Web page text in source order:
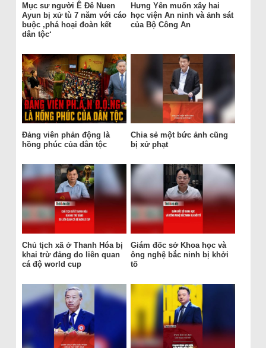
Mục sư người Ê Đê Nuen
Ayun bị xử tù 7 năm với cáo
buộc ‚phá hoại đoàn kết
dân tộc‘
Hưng Yên muốn xây hai
học viện An ninh và ảnh sát
của Bộ Công An
Đảng viên phản động là
hồng phúc của dân tộc
Chia sẻ một bức ảnh cũng
bị xử phạt
Chủ tịch xã ở Thanh Hóa bị
khai trừ đảng do liên quan
cá độ world cup
Giám đốc sở Khoa học và
ông nghệ bắc ninh bị khởi
tố